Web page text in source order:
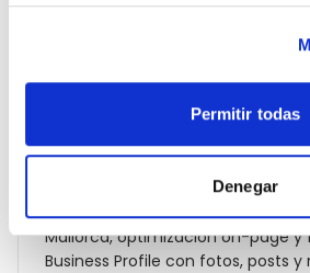
Permitir todas
Denegar
otros inmobiliaria de la ciudad.
Campañas Ads y SEO
Lanzamos Google Ads por código
con audiencias
Mallorca, optimización on-page y
Business Profile con fotos, posts y